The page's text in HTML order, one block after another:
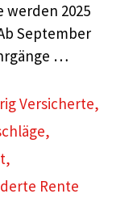
werden 2025
September
…
Versicherte,
,
,
Rente